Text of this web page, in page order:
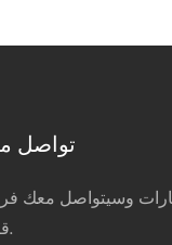
تواصل
وسيتواصل معك
قريباً.